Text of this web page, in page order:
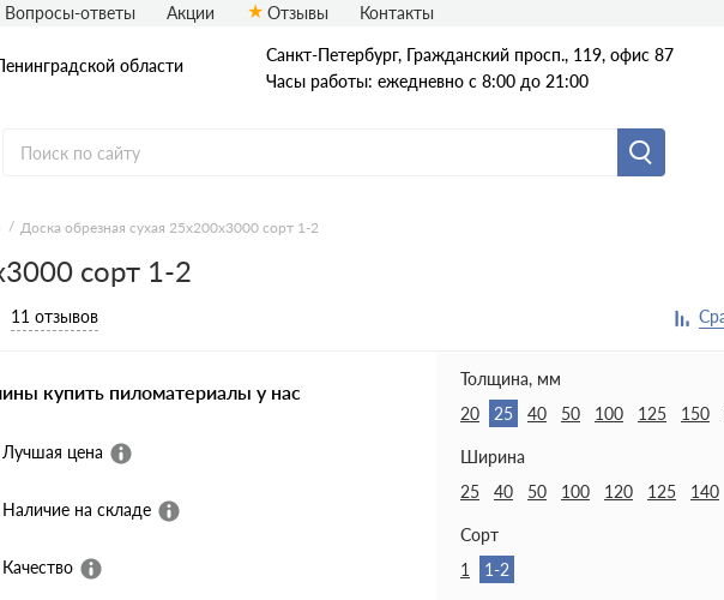
области
Санкт-Петербург, Гражданский просп., 119, офис 87
Часы работы: ежедневно с 8:00 до 21:00
Доска
Доска ест. влаж.
Доска сухая
Доска строганная
Вопросы-ответы Акции Отзывы Контакты
Доска обрезная сухая 25х200х3000 сорт 1-2
сорт 1-2
11 отзывов
купить пиломатериалы у нас
Лучшая цена
Наличие на складе
Качество
Толщина, мм
20
25 40 50 100 125 150
Ширина
25
40 50 100 120 125 140
Сорт
1
1-2